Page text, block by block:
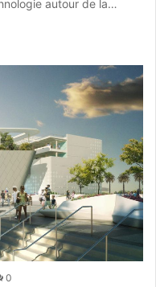
autour de la…
0